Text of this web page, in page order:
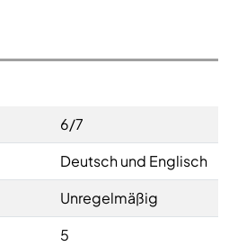
6/7
Deutsch und Englisch
Unregelmäßig
5